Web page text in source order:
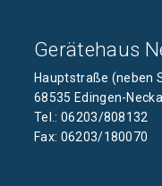
Gerätehaus
Hauptstraße (neben
68535 Edingen-
Tel.: 06203/808132
Fax: 06203/180070